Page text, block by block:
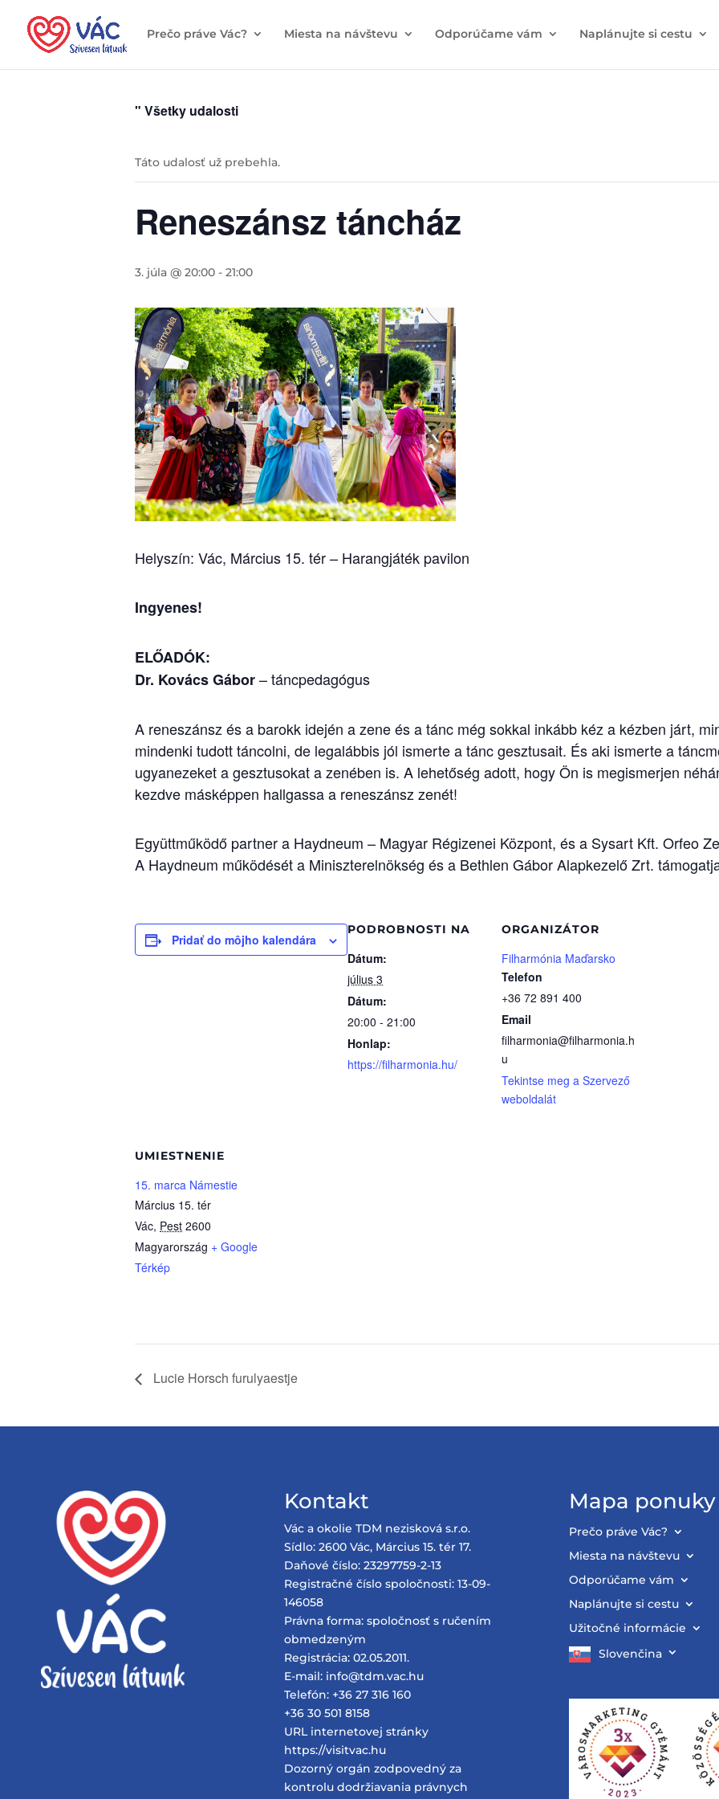
Prečo práve Vác? Miesta na návštevu Odporúčame vám Naplánujte si cestu
" Všetky udalosti
Táto udalosť už prebehla.
Reneszánsz táncház
3. júla @ 20:00 - 21:00
Helyszín: Vác, Március 15. tér – Harangjáték pavilon
Ingyenes!
ELŐADÓK:
Dr. Kovács Gábor– táncpedagógus
A reneszánsz és a barokk idején a zene és a tánc még sokkal inkább kéz a kézben járt,
mindenki tudott táncolni, de legalábbis jól ismerte a tánc gesztusait. És aki ismerte a
ugyanezeket a gesztusokat a zenében is. A lehetőség adott, hogy Ön is megismerjen
kezdve másképpen hallgassa a reneszánsz zenét!
Együttműködő partner a Haydneum – Magyar Régizenei Központ, és a Sysart Kft. Orfeo
A Haydneum működését a Miniszterelnökség és a Bethlen Gábor Alapkezelő Zrt.
Pridať do môjho kalendára
PODROBNOSTI NA
Dátum:
július 3
Dátum:
20:00 - 21:00
Honlap:
https://filharmonia.hu/
ORGANIZÁTOR
Filharmónia Maďarsko
Telefon
+36 72 891 400
Email
filharmonia@filharmonia.h
u
Tekintse meg a Szervező
weboldalát
UMIESTNENIE
15. marca Námestie
Március 15. tér
Vác, Pest 2600
Magyarország + Google
Térkép
Lucie Horsch furulyaestje
Kontakt
Vác a okolie TDM nezisková s.r.o.
Sídlo: 2600 Vác, Március 15. tér 17.
Daňové číslo: 23297759-2-13
Registračné číslo spoločnosti: 13-09-
146058
Právna forma: spoločnosť s ručením
obmedzeným
Registrácia: 02.05.2011.
E-mail: info@tdm.vac.hu
Telefón: +36 27 316 160
+36 30 501 8158
URL internetovej stránky
https://visitvac.hu
Dozorný orgán zodpovedný za
kontrolu dodržiavania právnych
Mapa ponuky
Prečo práve Vác?
Miesta na návštevu
Odporúčame vám
Naplánujte si cestu
Užitočné informácie
Slovenčina